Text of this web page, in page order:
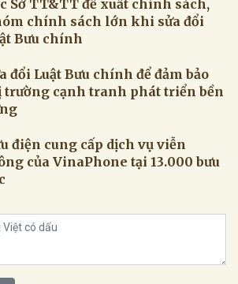
Sở TT&TT đề xuất chính sách,
chính sách lớn khi sửa đổi
Bưu chính
đổi Luật Bưu chính để đảm bảo
trường cạnh tranh phát triển bền
điện cung cấp dịch vụ viễn
của VinaPhone tại 13.000 bưu